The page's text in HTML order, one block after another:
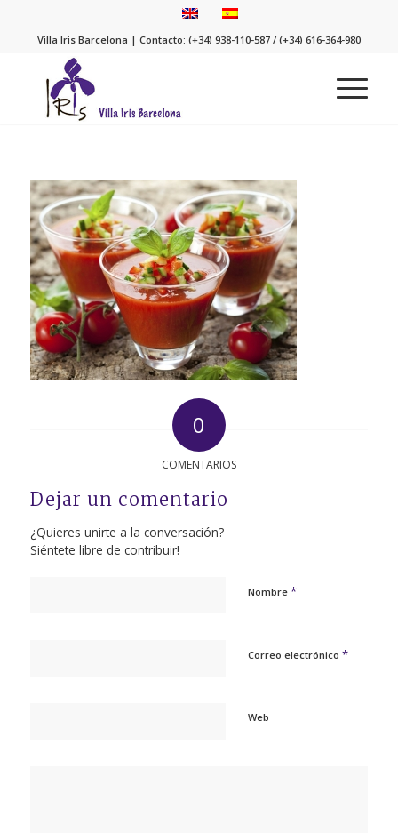
Villa Iris Barcelona | Contacto: (+34) 938-110-587 / (+34) 616-364-980
0
COMENTARIOS
Dejar un comentario
¿Quieres unirte a la conversación?
Siéntete libre de contribuir!
Nombre *
Correo electrónico *
Web